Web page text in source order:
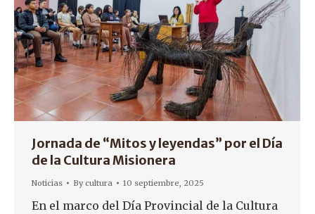
Jornada de “Mitos y leyendas” por el Día
de la Cultura Misionera
Noticias Bycultura 10 septiembre, 2025
En el marco del Día Provincial de la Cultura